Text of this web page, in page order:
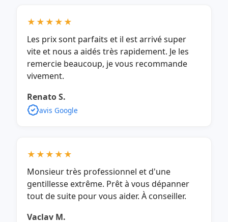
★★★★★
Les prix sont parfaits et il est arrivé super
vite et nous a aidés très rapidement. Je les
remercie beaucoup, je vous recommande
vivement.
Renato S.
avis Google
★★★★★
Monsieur très professionnel et d'une
gentillesse extrême. Prêt à vous dépanner
tout de suite pour vous aider. À conseiller.
Vaclav M.